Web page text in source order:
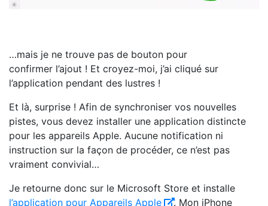
…mais je ne trouve pas de bouton pour
confirmer l’ajout ! Et croyez-moi, j’ai cliqué sur
l’application pendant des lustres !
Et là, surprise ! Afin de synchroniser vos nouvelles
pistes, vous devez installer une application distincte
pour les appareils Apple. Aucune notification ni
instruction sur la façon de procéder, ce n’est pas
vraiment convivial…
Je retourne donc sur le Microsoft Store et installe
l’application pour Appareils Apple
. Mon iPhone